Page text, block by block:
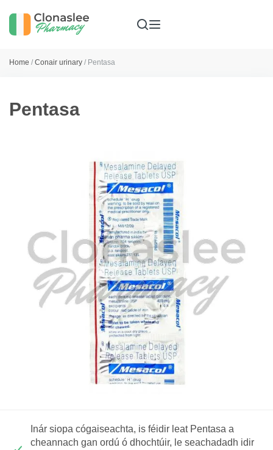
Home / Conair urinary / Pentasa
Pentasa
Inár siopa cógaiseachta, is féidir leat Pentasa a
cheannach gan ordú ó dhochtúir, le seachadadh idir